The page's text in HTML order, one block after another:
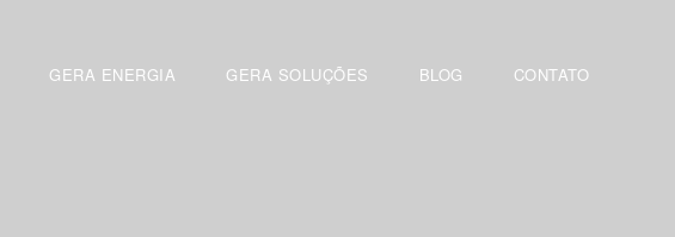
GERA ENERGIA GERA SOLUÇÕES BLOG CONTATO